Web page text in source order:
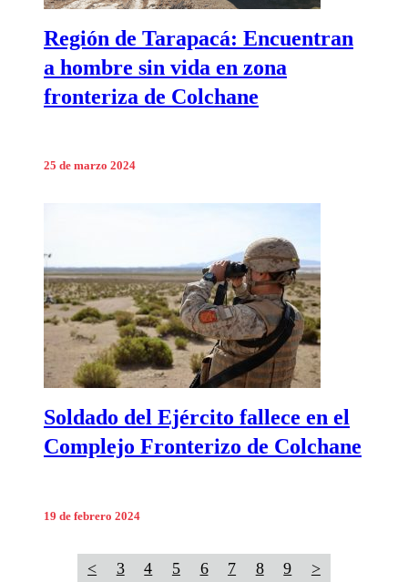
Región de Tarapacá: Encuentran
a hombre sin vida en zona
fronteriza de Colchane
25 de marzo 2024
Soldado del Ejército fallece en el
Complejo Fronterizo de Colchane
19 de febrero 2024
< 3 4 5 6 7 8 9 >